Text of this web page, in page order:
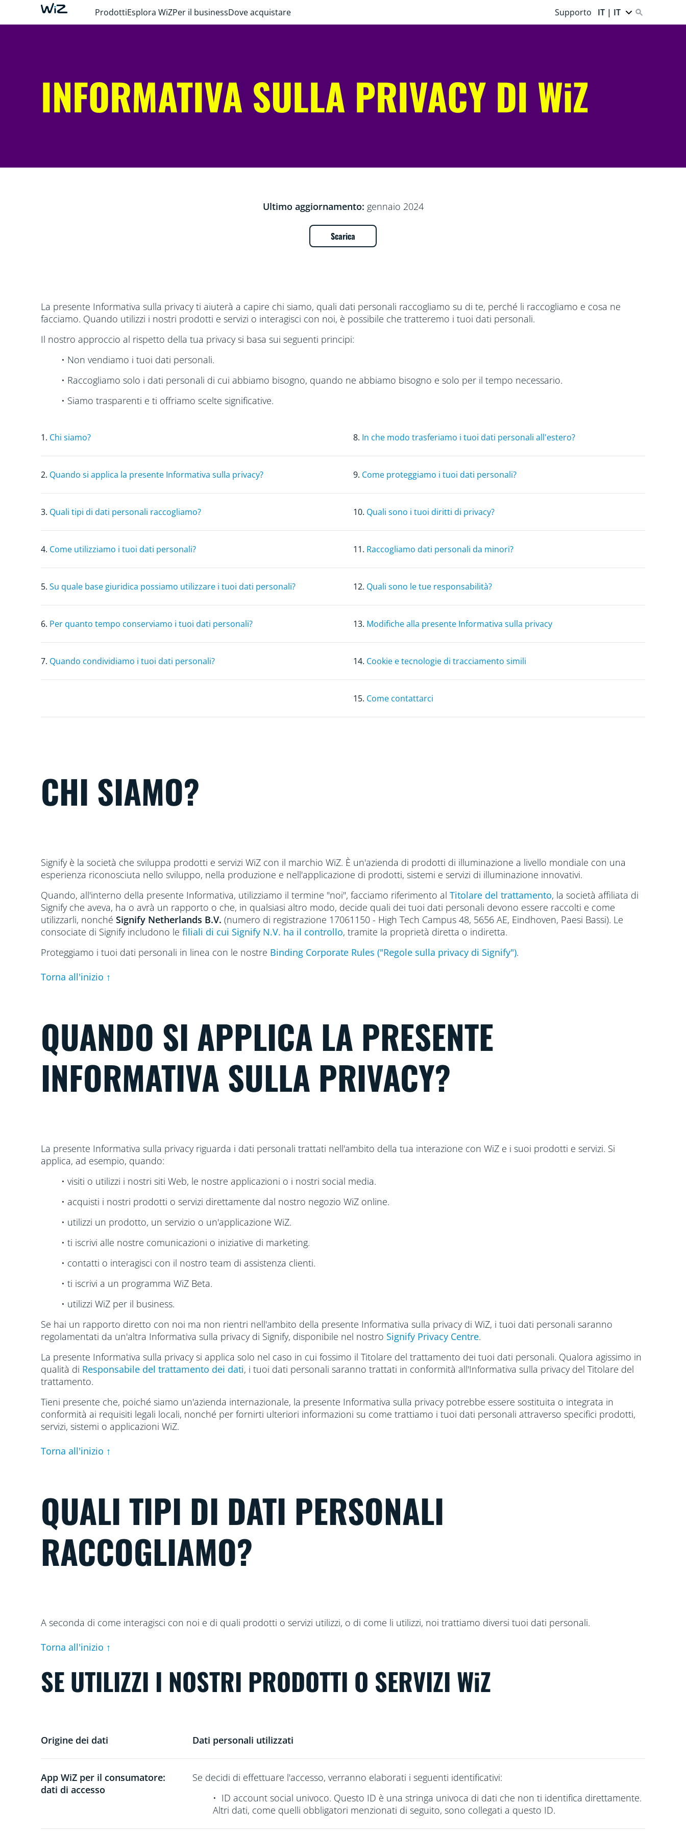
ProdottiEsplora WiZPer il businessDove acquistare Supporto IT | IT
INFORMATIVA SULLA PRIVACY DI WiZ
Ultimo aggiornamento: gennaio 2024
Scarica
La presente Informativa sulla privacy ti aiuterà a capire chi siamo, quali dati personali raccogliamo su di te, perché li raccogliamo e cosa ne
facciamo. Quando utilizzi i nostri prodotti e servizi o interagisci con noi, è possibile che tratteremo i tuoi dati personali.
Il nostro approccio al rispetto della tua privacy si basa sui seguenti principi:
• Non vendiamo i tuoi dati personali.
• Raccogliamo solo i dati personali di cui abbiamo bisogno, quando ne abbiamo bisogno e solo per il tempo necessario.
• Siamo trasparenti e ti offriamo scelte significative.
1. Chi siamo? 8. In che modo trasferiamo i tuoi dati personali all'estero?
2. Quando si applica la presente Informativa sulla privacy? 9. Come proteggiamo i tuoi dati personali?
3. Quali tipi di dati personali raccogliamo? 10. Quali sono i tuoi diritti di privacy?
4. Come utilizziamo i tuoi dati personali? 11. Raccogliamo dati personali da minori?
5. Su quale base giuridica possiamo utilizzare i tuoi dati personali? 12. Quali sono le tue responsabilità?
6. Per quanto tempo conserviamo i tuoi dati personali? 13. Modifiche alla presente Informativa sulla privacy
7. Quando condividiamo i tuoi dati personali? 14. Cookie e tecnologie di tracciamento simili
15. Come contattarci
CHI SIAMO?
Signify è la società che sviluppa prodotti e servizi WiZ con il marchio WiZ. È un'azienda di prodotti di illuminazione a livello mondiale con una
esperienza riconosciuta nello sviluppo, nella produzione e nell'applicazione di prodotti, sistemi e servizi di illuminazione innovativi.
Quando, all'interno della presente Informativa, utilizziamo il termine "noi", facciamo riferimento al Titolare del trattamento, la società affiliata di
Signify che aveva, ha o avrà un rapporto o che, in qualsiasi altro modo, decide quali dei tuoi dati personali devono essere raccolti e come
utilizzarli, nonché Signify Netherlands B.V. (numero di registrazione 17061150 - High Tech Campus 48, 5656 AE, Eindhoven, Paesi Bassi). Le
consociate di Signify includono le filiali di cui Signify N.V. ha il controllo, tramite la proprietà diretta o indiretta.
Proteggiamo i tuoi dati personali in linea con le nostre Binding Corporate Rules ("Regole sulla privacy di Signify").
Torna all'inizio ↑
QUANDO SI APPLICA LA PRESENTE
INFORMATIVA SULLA PRIVACY?
La presente Informativa sulla privacy riguarda i dati personali trattati nell'ambito della tua interazione con WiZ e i suoi prodotti e servizi. Si
applica, ad esempio, quando:
• visiti o utilizzi i nostri siti Web, le nostre applicazioni o i nostri social media.
• acquisti i nostri prodotti o servizi direttamente dal nostro negozio WiZ online.
• utilizzi un prodotto, un servizio o un'applicazione WiZ.
• ti iscrivi alle nostre comunicazioni o iniziative di marketing.
• contatti o interagisci con il nostro team di assistenza clienti.
• ti iscrivi a un programma WiZ Beta.
• utilizzi WiZ per il business.
Se hai un rapporto diretto con noi ma non rientri nell'ambito della presente Informativa sulla privacy di WiZ, i tuoi dati personali saranno
regolamentati da un'altra Informativa sulla privacy di Signify, disponibile nel nostro Signify Privacy Centre.
La presente Informativa sulla privacy si applica solo nel caso in cui fossimo il Titolare del trattamento dei tuoi dati personali. Qualora agissimo in
qualità di Responsabile del trattamento dei dati, i tuoi dati personali saranno trattati in conformità all'Informativa sulla privacy del Titolare del
trattamento.
Tieni presente che, poiché siamo un'azienda internazionale, la presente Informativa sulla privacy potrebbe essere sostituita o integrata in
conformità ai requisiti legali locali, nonché per fornirti ulteriori informazioni su come trattiamo i tuoi dati personali attraverso specifici prodotti,
servizi, sistemi o applicazioni WiZ.
Torna all'inizio ↑
QUALI TIPI DI DATI PERSONALI
RACCOGLIAMO?
A seconda di come interagisci con noi e di quali prodotti o servizi utilizzi, o di come li utilizzi, noi trattiamo diversi tuoi dati personali.
Torna all'inizio ↑
SE UTILIZZI I NOSTRI PRODOTTI O SERVIZI WiZ
Origine dei dati Dati personali utilizzati
App WiZ per il consumatore:
dati di accesso
Se decidi di effettuare l'accesso, verranno elaborati i seguenti identificativi:
• ID account social univoco. Questo ID è una stringa univoca di dati che non ti identifica direttamente.
Altri dati, come quelli obbligatori menzionati di seguito, sono collegati a questo ID.